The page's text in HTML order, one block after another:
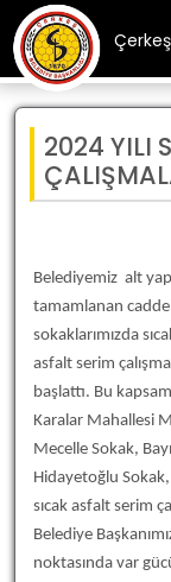
2024 YILI
Belediyemiz alt
tamamlanan
sokaklarımızda
asfalt serim
başlattı. Bu
Karalar Mahallesi
Mecelle Sokak,
Hidayetoğlu
sıcak asfalt serim
Belediye
noktasında var